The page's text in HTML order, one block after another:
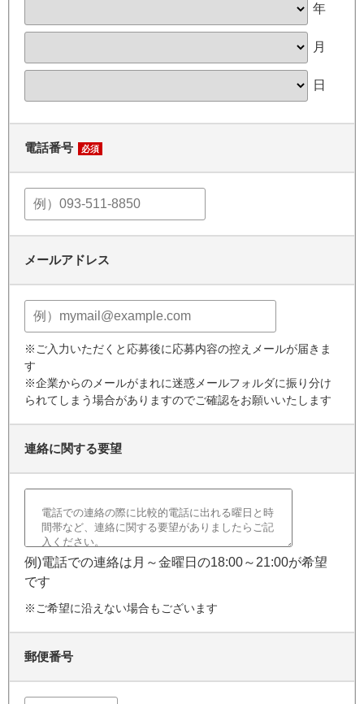
年
月
日
電話番号 必須
メールアドレス
※ご入力いただくと応募後に応募内容の控えメールが届きま
す
※企業からのメールがまれに迷惑メールフォルダに振り分け
られてしまう場合がありますのでご確認をお願いいたします
連絡に関する要望
例)電話での連絡は月～金曜日の18:00～21:00が希望
です
※ご希望に沿えない場合もございます
郵便番号